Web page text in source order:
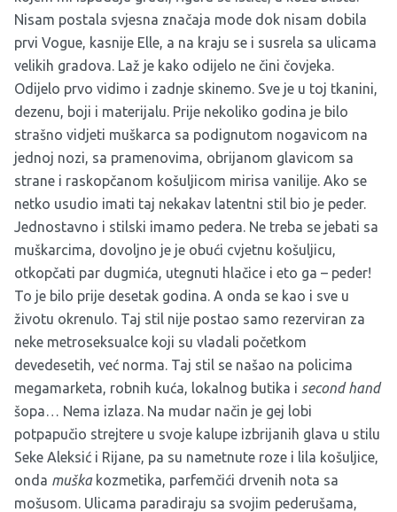
Nisam postala svjesna značaja mode dok nisam dobila
prvi Vogue, kasnije Elle, a na kraju se i susrela sa ulicama
velikih gradova. Laž je kako odijelo ne čini čovjeka.
Odijelo prvo vidimo i zadnje skinemo. Sve je u toj tkanini,
dezenu, boji i materijalu. Prije nekoliko godina je bilo
strašno vidjeti muškarca sa podignutom nogavicom na
jednoj nozi, sa pramenovima, obrijanom glavicom sa
strane i raskopčanom košuljicom mirisa vanilije. Ako se
netko usudio imati taj nekakav latentni stil bio je peder.
Jednostavno i stilski imamo pedera. Ne treba se jebati sa
muškarcima, dovoljno je je obući cvjetnu košuljicu,
otkopčati par dugmića, utegnuti hlačice i eto ga – peder!
To je bilo prije desetak godina. A onda se kao i sve u
životu okrenulo. Taj stil nije postao samo rezerviran za
neke metroseksualce koji su vladali početkom
devedesetih, već norma. Taj stil se našao na policima
megamarketa, robnih kuća, lokalnog butika i second hand
šopa… Nema izlaza. Na mudar način je gej lobi
potpapučio strejtere u svoje kalupe izbrijanih glava u stilu
Seke Aleksić i Rijane, pa su nametnute roze i lila košuljice,
onda muškakozmetika, parfemčići drvenih nota sa
mošusom. Ulicama paradiraju sa svojim pederušama,